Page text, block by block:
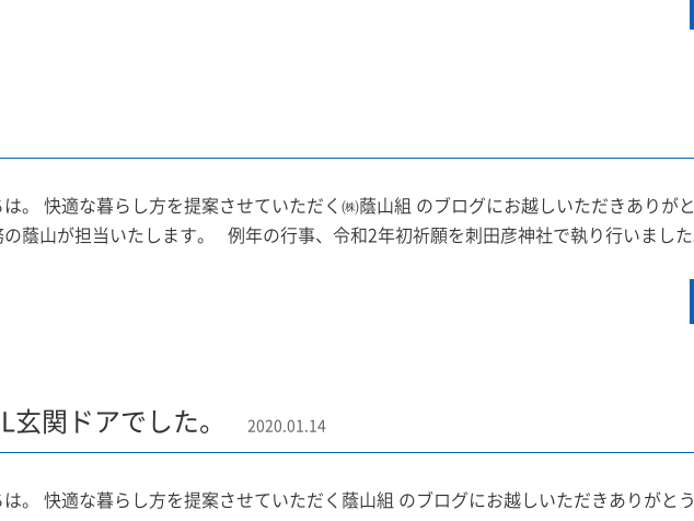
は。 快適な暮らし方を提案させていただく㈱蔭山組 のブログにお越しいただきありが
の蔭山が担当いたします。 例年の行事、令和2年初祈願を刺田彦神社で執り行いまし
関ドアでした。 2020.01.14
は。 快適な暮らし方を提案させていただく蔭山組 のブログにお越しいただきありがと